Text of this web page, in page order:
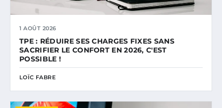
1 AOÛT 2026
TPE : RÉDUIRE SES CHARGES FIXES SANS
SACRIFIER LE CONFORT EN 2026, C'EST
POSSIBLE !
LOÏC FABRE